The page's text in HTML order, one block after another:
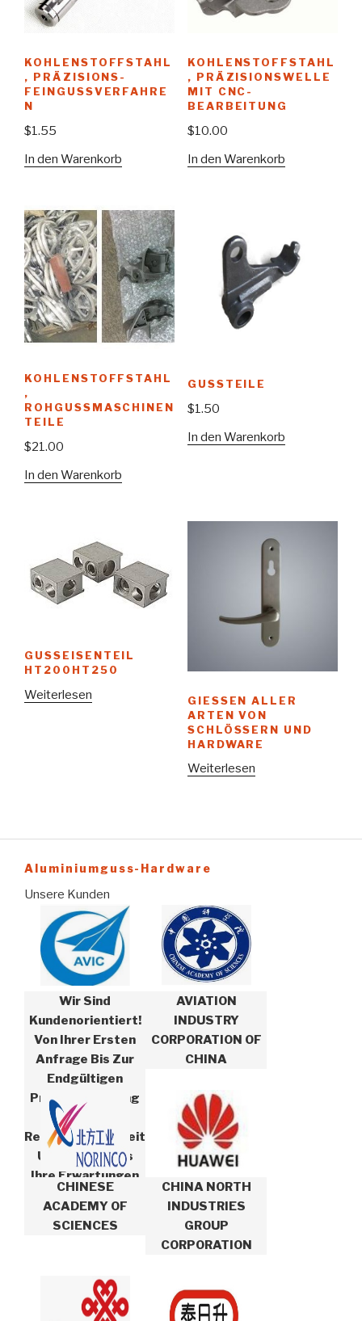
KOHLENSTOFFSTAHL
, PRÄZISIONS-
FEINGUSSVERFAHRE
N
$1.55
In den Warenkorb
KOHLENSTOFFSTAHL
, PRÄZISIONSWELLE
MIT CNC-
BEARBEITUNG
$10.00
In den Warenkorb
KOHLENSTOFFSTAHL
,
ROHGUSSMASCHINEN
TEILE
$21.00
In den Warenkorb
GUSSTEILE
$1.50
In den Warenkorb
GUSSEISENTEIL
HT200HT250
Weiterlesen
GIESSEN ALLER A
RTEN VON S
CHLÖSSERN UND H
ARDWARE
Weiterlesen
Aluminiumguss-Hardware
Unsere Kunden
Wir Sind
Kundenorientiert!
Von Ihrer Ersten
Anfrage Bis Zur
Endgültigen
Produktlieferung
Wird Die
Reaktionsfähigkeit
Unseres Teams
Ihre Erwartungen
Erfüllen Und
Übertreffen.
AVIATION
INDUSTRY
CORPORATION OF
CHINA
CHINESE
ACADEMY OF
SCIENCES
CHINA NORTH
INDUSTRIES
GROUP
CORPORATION